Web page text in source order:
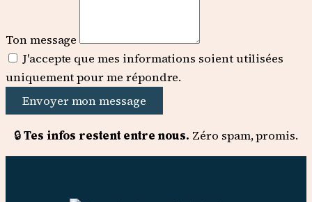
Ton message
J'accepte que mes informations soient utilisées
uniquement pour me répondre.
Envoyer mon message
🔒Tes infos restent entre nous. Zéro spam, promis.